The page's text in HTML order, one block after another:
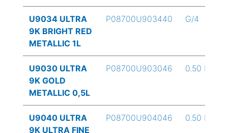
U9034 ULTRA
9K BRIGHT RED
METALLIC 1L
P08700U903440 G/4
U9030 ULTRA
9K GOLD
METALLIC 0,5L
P08700U903046 0.50 L
U9040 ULTRA
9K ULTRA FINE
P08700U904046 0.50 L